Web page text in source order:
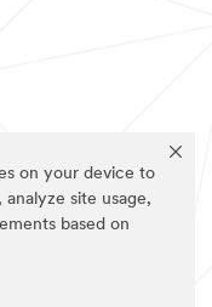
on your device to
site usage,
based on